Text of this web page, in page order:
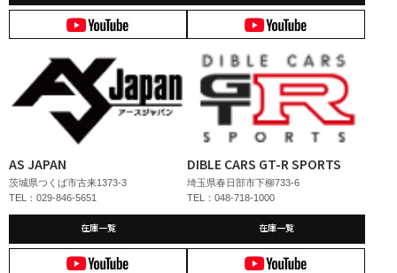
AS JAPAN
茨城県つくば市古来1373-3
TEL：029-846-5651
在庫一覧
DIBLE CARS GT-R SPORTS
埼玉県春日部市下柳733-6
TEL：048-718-1000
在庫一覧